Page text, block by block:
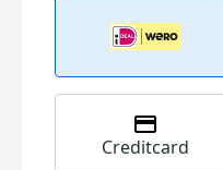
Creditcard